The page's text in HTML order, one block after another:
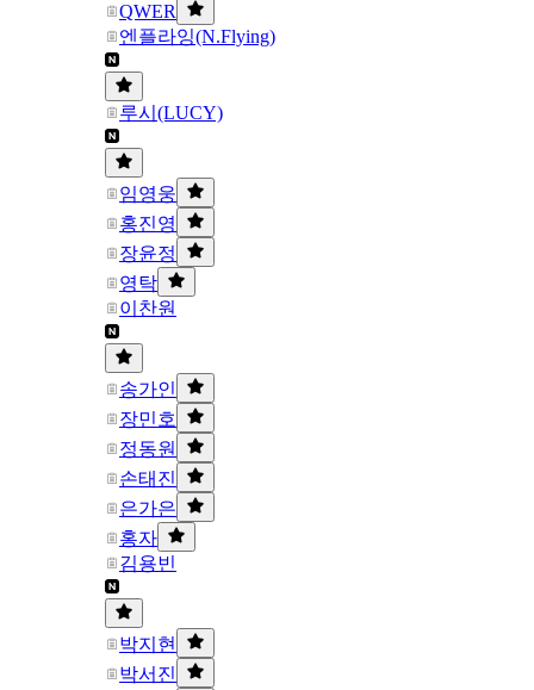
QWER
엔플라잉(N.Flying)
루시(LUCY)
임영웅
홍진영
장윤정
영탁
이찬원
송가인
장민호
정동원
손태진
은가은
홍자
김용빈
박지현
박서진